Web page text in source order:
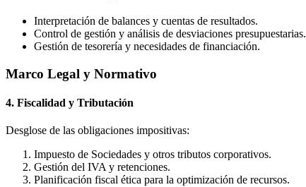
Interpretación de balances y cuentas de resultados.
Control de gestión y análisis de desviaciones presupuestarias.
Gestión de tesorería y necesidades de financiación.
Marco Legal y Normativo
4. Fiscalidad y Tributación
Desglose de las obligaciones impositivas:
Impuesto de Sociedades y otros tributos corporativos.
Gestión del IVA y retenciones.
Planificación fiscal ética para la optimización de recursos.